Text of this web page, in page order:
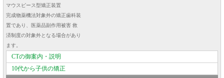
マウスピース型矯正装置
完成物薬機法対象外の矯正歯科装
置であり、医薬品副作用被害 救
済制度の対象外となる場合があり
ます。
CTの御案内・説明
10代から子供の矯正